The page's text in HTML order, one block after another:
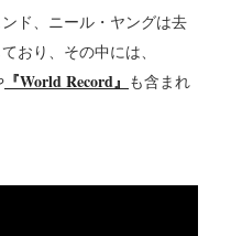
ド、ニール・ヤングは去
おり、その中には、
『World Record』 も含まれ